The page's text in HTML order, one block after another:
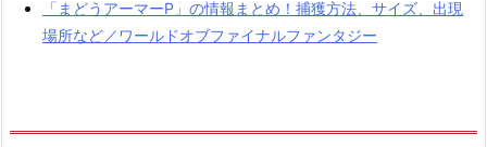
「まどうアーマーP」の情報まとめ！捕獲方法、サイズ、出現
場所など／ワールドオブファイナルファンタジー